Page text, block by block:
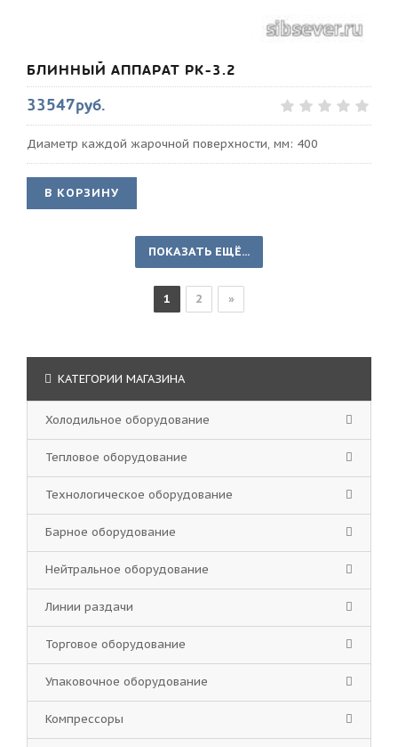
БЛИННЫЙ АППАРАТ РК-3.2
33547руб.
Диаметр каждой жарочной поверхности, мм: 400
В КОРЗИНУ
ПОКАЗАТЬ ЕЩЁ...
1 2 »
КАТЕГОРИИ МАГАЗИНА
Холодильное оборудование
Тепловое оборудование
Технологическое оборудование
Барное оборудование
Нейтральное оборудование
Линии раздачи
Торговое оборудование
Упаковочное оборудование
Компрессоры